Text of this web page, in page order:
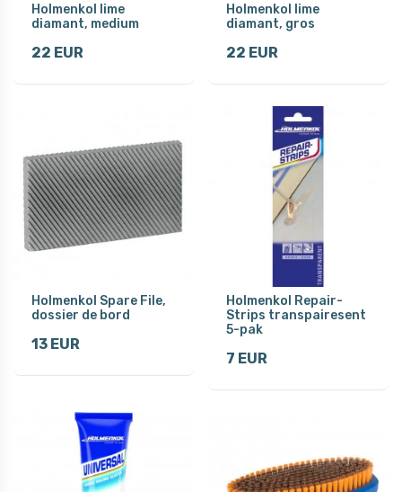
Holmenkol lime
diamant, medium
22 EUR
Holmenkol lime
diamant, gros
22 EUR
Holmenkol Spare File,
dossier de bord
13 EUR
Holmenkol Repair-
Strips transpairesent
5-pak
7 EUR